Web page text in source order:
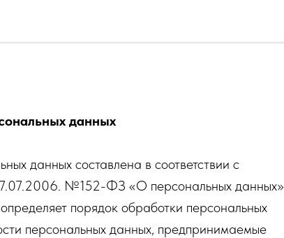
данных
данных составлена в соответствии с
№152-ФЗ «О персональных данных»
порядок обработки персональных
персональных данных, предпринимаемые